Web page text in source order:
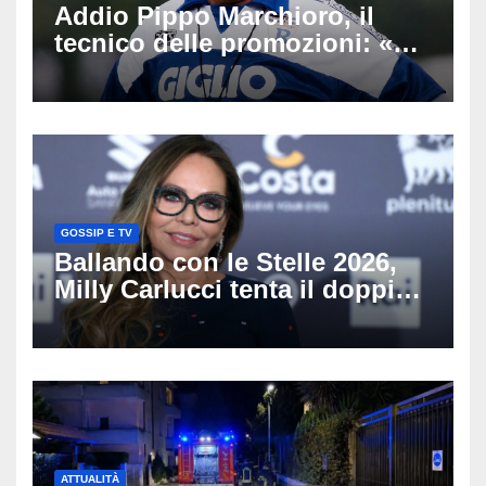
Addio Pippo Marchioro, il
tecnico delle promozioni: «Ha
scritto pagine indimenticabili
del nostro calcio»
GOSSIP E TV
Ballando con le Stelle 2026,
Milly Carlucci tenta il doppio
colpo: tra i papabili Ornella
Muti e Monica Guerritore
ATTUALITÀ